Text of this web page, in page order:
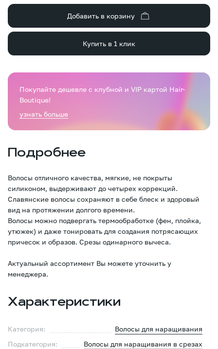
Добавить в корзину
Купить в 1 клик
Подробнее
Волосы отличного качества, мягкие, не покрыты
силиконом, выдерживают до четырех коррекций.
Славянские волосы сохраняют в себе блеск и здоровый
вид на протяжении долгого времени.
Волосы можно подвергать термообработке (фен, плойка,
утюжек) и даже тонировать для создания потрясающих
причесок и образов. Срезы одинарного вычеса.
Актуальный ассортимент Вы можете уточнить у
менеджера.
Характеристики
Категория:
Волосы для наращивания
Подкатегория:
Волосы для наращивания в срезах
Покупайте дешевле с клубной и VIP картой Hair-
Boutique!
узнать больше